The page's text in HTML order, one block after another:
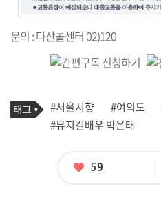
문의 : 다산콜센터 02)120
기
사
관
련
태
그
#서울시향 #여의도
#뮤지컬배우 박은태
좋
59